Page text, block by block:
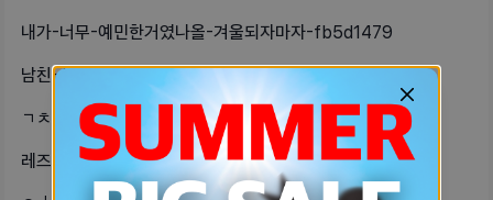
내가-너무-예민한거였나올-겨울되자마자-fb5d1479
남친-사이즈-14면-큰거니-내-눈엔-93a52aad
ㄱㅊ-우선순위-8b3a923f
레즈-바이-자기들아-여자친구나-아님-17d5ce7d